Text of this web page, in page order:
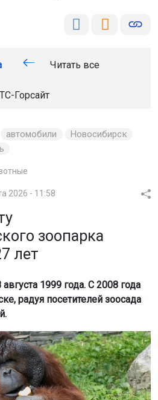
Читать все
Горсайт
автомобили
Новосибирск
2026 - 11:58
зоопарка
лет
1999 года. С 2008 года
радуя посетителей зоосада